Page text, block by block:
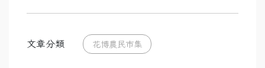
文章分類 花博農民市集